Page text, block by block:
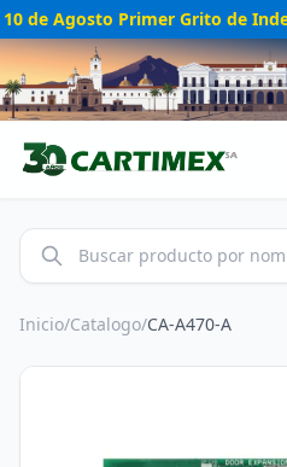
10 de Agosto Primer Grito de
Inicio/Catalogo/CA-A470-A